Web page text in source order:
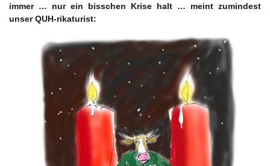
immer … nur ein bisschen Krise halt … meint zumindest
unser QUH-rikaturist: